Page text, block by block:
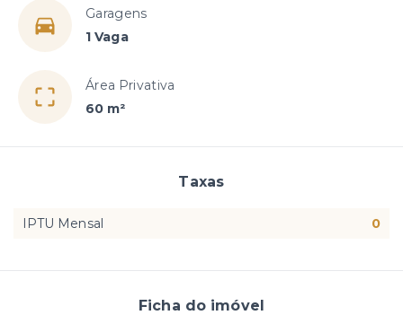
Garagens
1 Vaga
Área Privativa
60 m²
Taxas
IPTU Mensal 0
Ficha do imóvel